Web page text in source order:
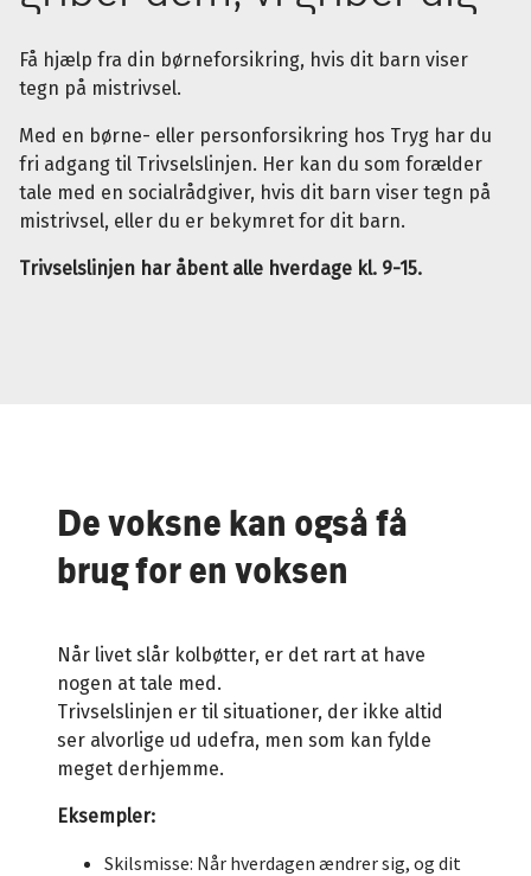
Få hjælp fra din børneforsikring, hvis dit barn viser
tegn på mistrivsel.
Med en børne- eller personforsikring hos Tryg har du
fri adgang til Trivselslinjen. Her kan du som forælder
tale med en socialrådgiver, hvis dit barn viser tegn på
mistrivsel, eller du er bekymret for dit barn.
Trivselslinjen har åbent alle hverdage kl. 9-15.
De voksne kan også få
brug for en voksen
Når livet slår kolbøtter, er det rart at have
nogen at tale med.
Trivselslinjen er til situationer, der ikke altid
ser alvorlige ud udefra, men som kan fylde
meget derhjemme.
Eksempler:
Skilsmisse: Når hverdagen ændrer sig, og dit